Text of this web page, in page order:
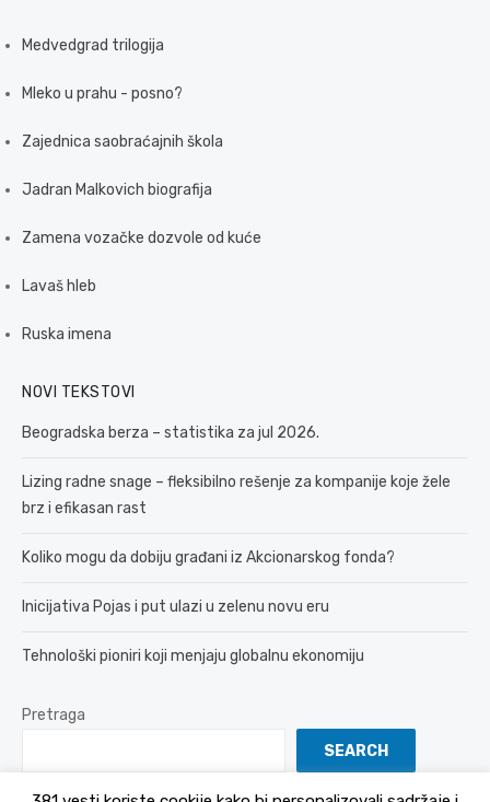
Medvedgrad trilogija
Mleko u prahu - posno?
Zajednica saobraćajnih škola
Jadran Malkovich biografija
Zamena vozačke dozvole od kuće
Lavaš hleb
Ruska imena
NOVI TEKSTOVI
Beogradska berza – statistika za jul 2026.
Lizing radne snage – fleksibilno rešenje za kompanije koje žele
brz i efikasan rast
Koliko mogu da dobiju građani iz Akcionarskog fonda?
Inicijativa Pojas i put ulazi u zelenu novu eru
Tehnološki pioniri koji menjaju globalnu ekonomiju
Pretraga
SEARCH